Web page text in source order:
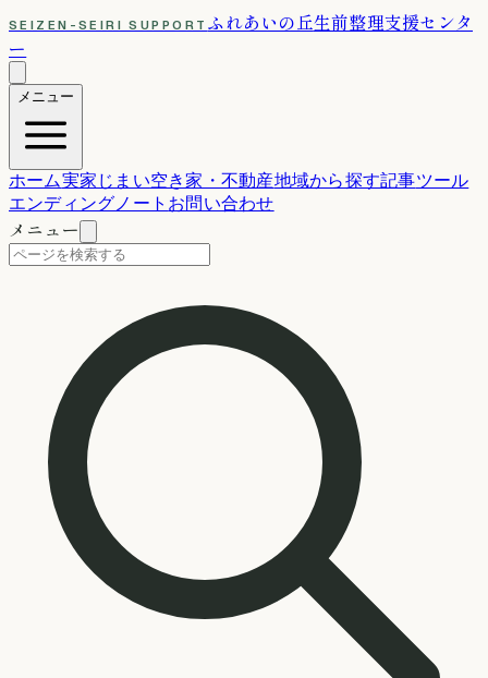
SEIZEN-SEIRI SUPPORT ふれあいの丘生前整理支援センタ
ー
メニュー
ホーム実家じまい空き家・不動産地域から探す記事ツール
エンディングノート お問い合わせ
メニュー